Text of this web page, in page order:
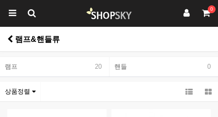
0
램프&핸들류
램프 20 핸들 0
상품정렬